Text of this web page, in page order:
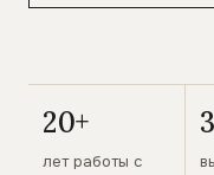
20+
лет работы с